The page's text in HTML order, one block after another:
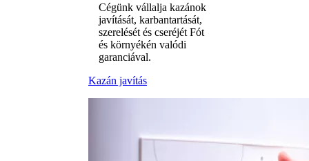
Cégünk vállalja kazánok
javítását, karbantartását,
szerelését és cseréjét Fót
és környékén valódi
garanciával.
Kazán javítás